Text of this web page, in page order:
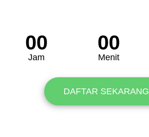
00
Jam
00
Menit
DAFTAR SEKARANG